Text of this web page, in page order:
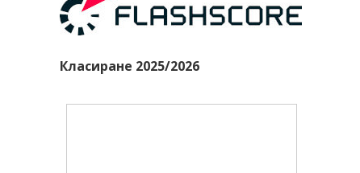
Класиране 2025/2026